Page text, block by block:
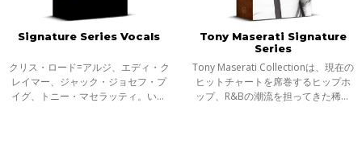
Signature Series Vocals
クリス・ロード=アルジ、エディ・ク
レイマー、ジャック・ジョセフ・プ
イグ、トニー・マセラッティ。いず
Tony Maserati Signature
Series
Tony Maserati Collectionは、現在の
ヒットチャートを席巻するヒップホ
ップ、R&Bの潮流を担ってきた稀代